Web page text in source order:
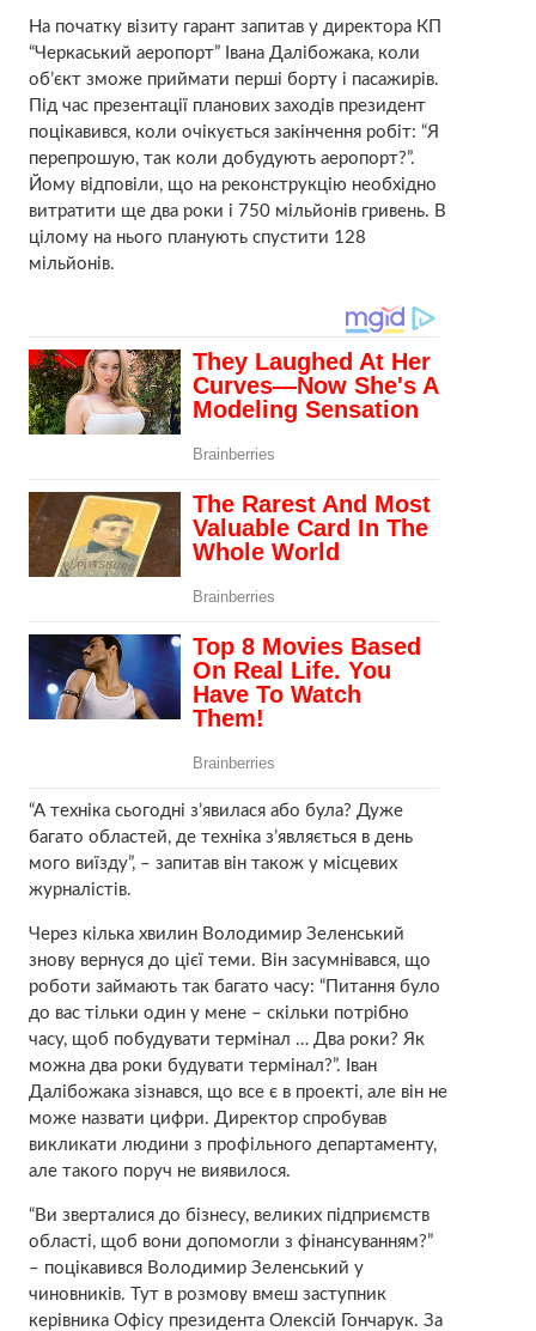
На початку візиту гарант запитав у директора КП
“Черкаський аеропорт” Івана Далібожака, коли
об’єкт зможе приймати перші борту і пасажирів.
Під час презентації планових заходів президент
поцікавився, коли очікується закінчення робіт: “Я
перепрошую, так коли добудують аеропорт?”.
Йому відповіли, що на реконструкцію необхідно
витратити ще два роки і 750 мільйонів гривень. В
цілому на нього планують спустити 128
мільйонів.
“А техніка сьогодні з’явилася або була? Дуже
багато областей, де техніка з’являється в день
мого виїзду”, – запитав він також у місцевих
журналістів.
Через кілька хвилин Володимир Зеленський
знову вернуся до цієї теми. Він засумнівався, що
роботи займають так багато часу: “Питання було
до вас тільки один у мене – скільки потрібно
часу, щоб побудувати термінал … Два роки? Як
можна два роки будувати термінал?”. Іван
Далібожака зізнався, що все є в проекті, але він не
може назвати цифри. Директор спробував
викликати людини з профільного департаменту,
але такого поруч не виявилося.
“Ви зверталися до бізнесу, великих підприємств
області, щоб вони допомогли з фінансуванням?”
– поцікавився Володимир Зеленський у
чиновників. Тут в розмову вмеш заступник
керівника Офісу президента Олексій Гончарук. За